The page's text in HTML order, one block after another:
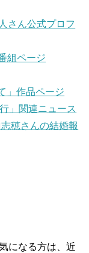
さん公式プロフ
組ページ
」作品ページ
」関連ニュース
穂さんの結婚報
になる方は、近